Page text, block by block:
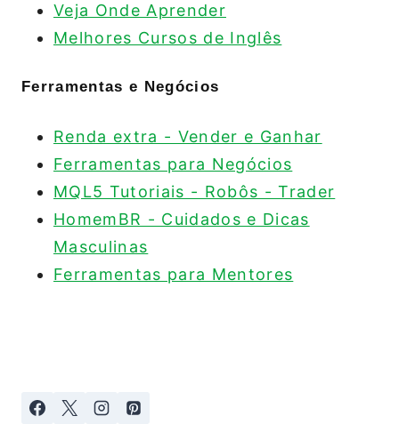
Veja Onde Aprender
Melhores Cursos de Inglês
Ferramentas e Negócios
Renda extra - Vender e Ganhar
Ferramentas para Negócios
MQL5 Tutoriais - Robôs - Trader
HomemBR - Cuidados e Dicas
Masculinas
Ferramentas para Mentores